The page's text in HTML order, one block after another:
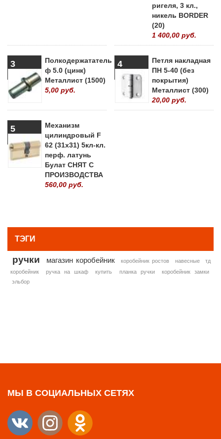
ригеля, 3 кл.,
никель BORDER
(20)
1 400,00 руб.
3
Полкодержататель
ф 5.0 (цинк)
Металлист (1500)
5,00 руб.
4
Петля накладная
ПН 5-40 (без
покрытия)
Металлист (300)
20,00 руб.
5
Механизм
цилиндровый F
62 (31х31) 5кл-кл.
перф. латунь
Булат СНЯТ С
ПРОИЗВОДСТВА
560,00 руб.
ТЭГИ
ручки магазин коробейник коробейник ростов навесные
тд
коробейник
ручка на шкаф купить планка ручки
коробейник замки
эльбор
МЫ В СОЦИАЛЬНЫХ СЕТЯХ